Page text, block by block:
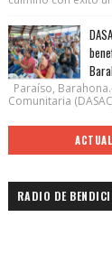
Paraíso,
Comunitaria
RADIO DE